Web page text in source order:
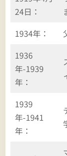
24日：
1934年：
1936
年-1939
年：
1939
年-1941
年：